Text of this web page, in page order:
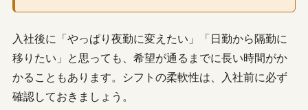
入社後に「やっぱり夜勤に変えたい」「日勤から隔勤に
移りたい」と思っても、希望が通るまでに長い時間がか
かることもあります。シフトの柔軟性は、入社前に必ず
確認しておきましょう。